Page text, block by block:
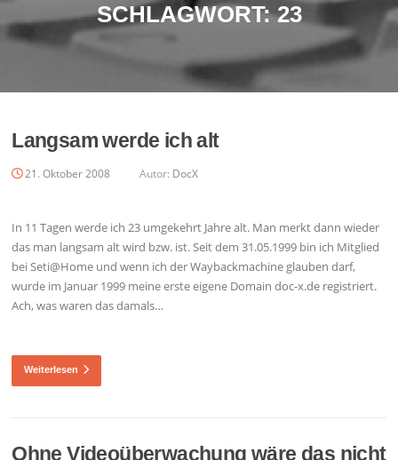
SCHLAGWORT:23
Langsam werde ich alt
21. Oktober 2008 Autor: DocX
In 11 Tagen werde ich 23 umgekehrt Jahre alt. Man merkt dann wieder
das man langsam alt wird bzw. ist. Seit dem 31.05.1999 bin ich Mitglied
bei Seti@Home und wenn ich der Waybackmachine glauben darf,
wurde im Januar 1999 meine erste eigene Domain doc-x.de registriert.
Ach, was waren das damals…
Weiterlesen
Ohne Videoüberwachung wäre das nicht